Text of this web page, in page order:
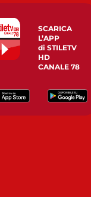
SCARICA
L’APP
di STILETV
HD
CANALE 78